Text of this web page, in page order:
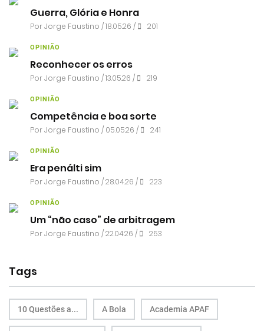
Guerra, Glória e Honra
PorJorge Faustino / 18.05.26 / 201
OPINIÃO
Reconhecer os erros
PorJorge Faustino / 13.05.26 / 219
OPINIÃO
Competência e boa sorte
PorJorge Faustino / 05.05.26 / 241
OPINIÃO
Era penálti sim
PorJorge Faustino / 28.04.26 / 223
OPINIÃO
Um “não caso” de arbitragem
PorJorge Faustino / 22.04.26 / 253
Tags
10 Questões a... A Bola Academia APAF